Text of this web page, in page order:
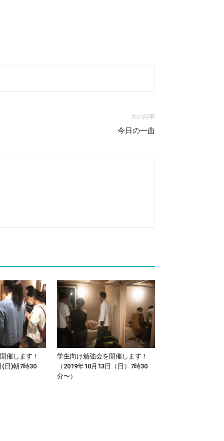
次の記事
今日の一曲
催します！
(日)朝7時30
学生向け勉強会を開催します！
（2019年10月13日（日）7時30
分〜）